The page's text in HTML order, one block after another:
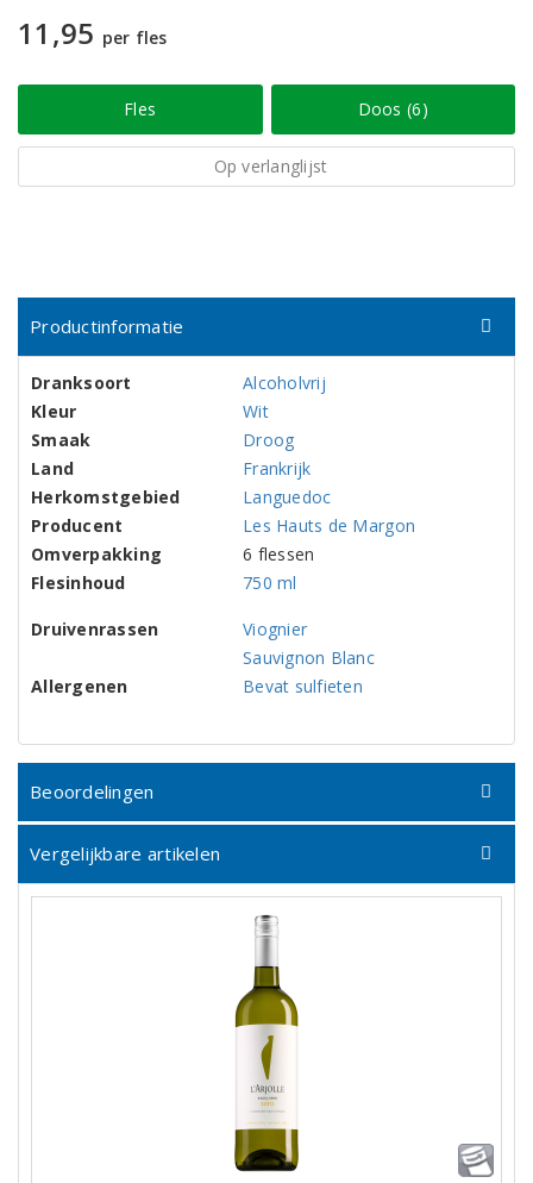
11,95 per fles
Fles Doos (6)
Op verlanglijst
Productinformatie
Dranksoort
Alcoholvrij
Kleur
Wit
Smaak
Droog
Land
Frankrijk
Herkomstgebied
Languedoc
Producent
Les Hauts de Margon
Omverpakking
6 flessen
Flesinhoud
750 ml
Druivenrassen
Viognier
Sauvignon Blanc
Allergenen
Bevat sulfieten
Beoordelingen
Vergelijkbare artikelen